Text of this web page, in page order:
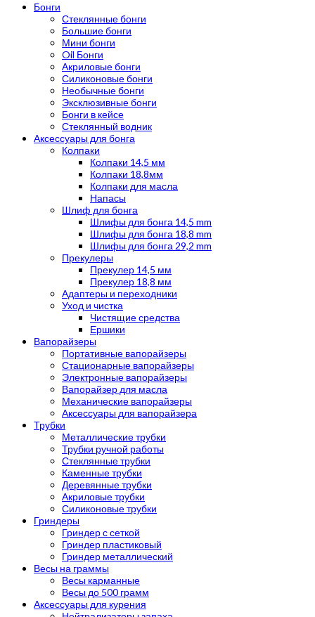
Бонги
Стеклянные бонги
Большие бонги
Мини бонги
Oil Бонги
Акриловые бонги
Силиконовые бонги
Необычные бонги
Эксклюзивные бонги
Бонги в кейсе
Стеклянный водник
Аксессуары для бонга
Колпаки
Колпаки 14,5 мм
Колпаки 18,8мм
Колпаки для масла
Напасы
Шлиф для бонга
Шлифы для бонга 14,5 mm
Шлифы для бонга 18,8 mm
Шлифы для бонга 29,2 mm
Прекулеры
Прекулер 14,5 мм
Прекулер 18,8 мм
Адаптеры и переходники
Уход и чистка
Чистящие средства
Ершики
Вапорайзеры
Портативные вапорайзеры
Стационарные вапорайзеры
Электронные вапорайзеры
Вапорайзер для масла
Механические вапорайзеры
Аксессуары для вапорайзера
Трубки
Металлические трубки
Трубки ручной работы
Стеклянные трубки
Каменные трубки
Деревянные трубки
Акриловые трубки
Силиконовые трубки
Гриндеры
Гриндер с сеткой
Гриндер пластиковый
Гриндер металлический
Весы на граммы
Весы карманные
Весы до 500 грамм
Аксессуары для курения